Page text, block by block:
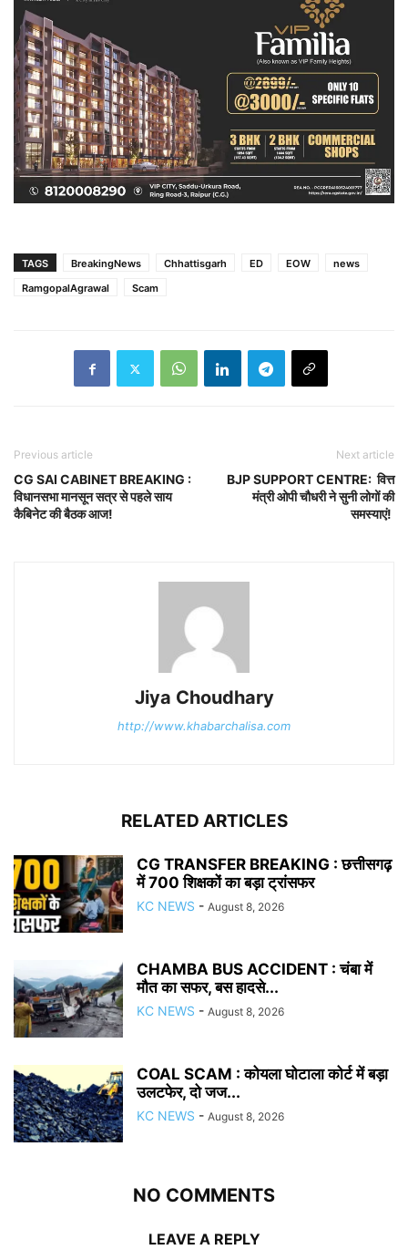
TAGS BreakingNews Chhattisgarh ED EOW
news
RamgopalAgrawal
Scam
Previous article
CG SAI CABINET BREAKING :
विधानसभा मानसून सत्र से पहले साय
कैबिनेट की बैठक आज!
Next article
BJP SUPPORT CENTRE: वित्त
मंत्री ओपी चौधरी ने सुनी लोगों की
समस्याएं!
Jiya Choudhary
http://www.khabarchalisa.com
RELATED ARTICLES
CG TRANSFER BREAKING : छत्तीसगढ़
में 700 शिक्षकों का बड़ा ट्रांसफर
KC NEWS - August 8, 2026
CHAMBA BUS ACCIDENT : चंबा में
मौत का सफर, बस हादसे...
KC NEWS - August 8, 2026
COAL SCAM : कोयला घोटाला कोर्ट में बड़ा
उलटफेर, दो जज...
KC NEWS - August 8, 2026
NO COMMENTS
LEAVE A REPLY